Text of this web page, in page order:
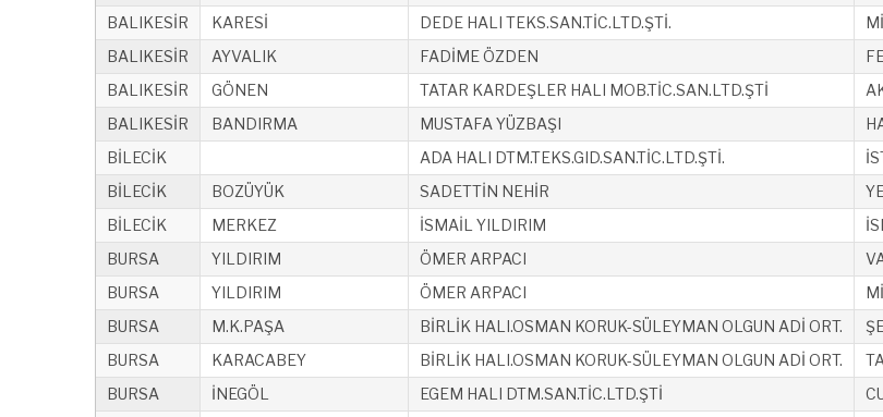
BALIKESİR
KARESİ DEDE HALI TEKS.SAN.TİC.LTD.ŞTİ.
BALIKESİR
AYVALIK FADİME ÖZDEN
BALIKESİR
GÖNEN TATAR KARDEŞLER HALI MOB.TİC.SAN.LTD.ŞTİ
BALIKESİR
BANDIRMA MUSTAFA YÜZBAŞI
BİLECİK
ADA HALI DTM.TEKS.GID.SAN.TİC.LTD.ŞTİ.
BİLECİK
BOZÜYÜK SADETTİN NEHİR
BİLECİK
MERKEZ İSMAİL YILDIRIM
BURSA
YILDIRIM ÖMER ARPACI
BURSA
YILDIRIM ÖMER ARPACI
BURSA
M.K.PAŞA BİRLİK HALI.OSMAN KORUK-SÜLEYMAN OLGUN ADİ ORT.
BURSA
KARACABEY BİRLİK HALI.OSMAN KORUK-SÜLEYMAN OLGUN ADİ ORT.
BURSA
İNEGÖL EGEM HALI DTM.SAN.TİC.LTD.ŞTİ